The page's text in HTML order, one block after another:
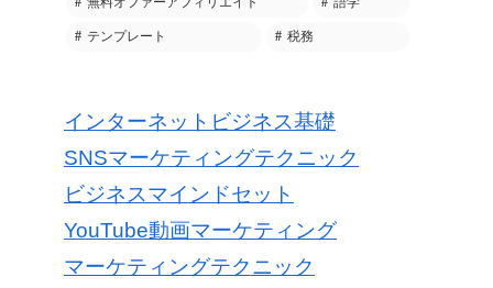
テンプレート 税務
インターネットビジネス基礎
SNSマーケティングテクニック
ビジネスマインドセット
YouTube動画マーケティング
マーケティングテクニック